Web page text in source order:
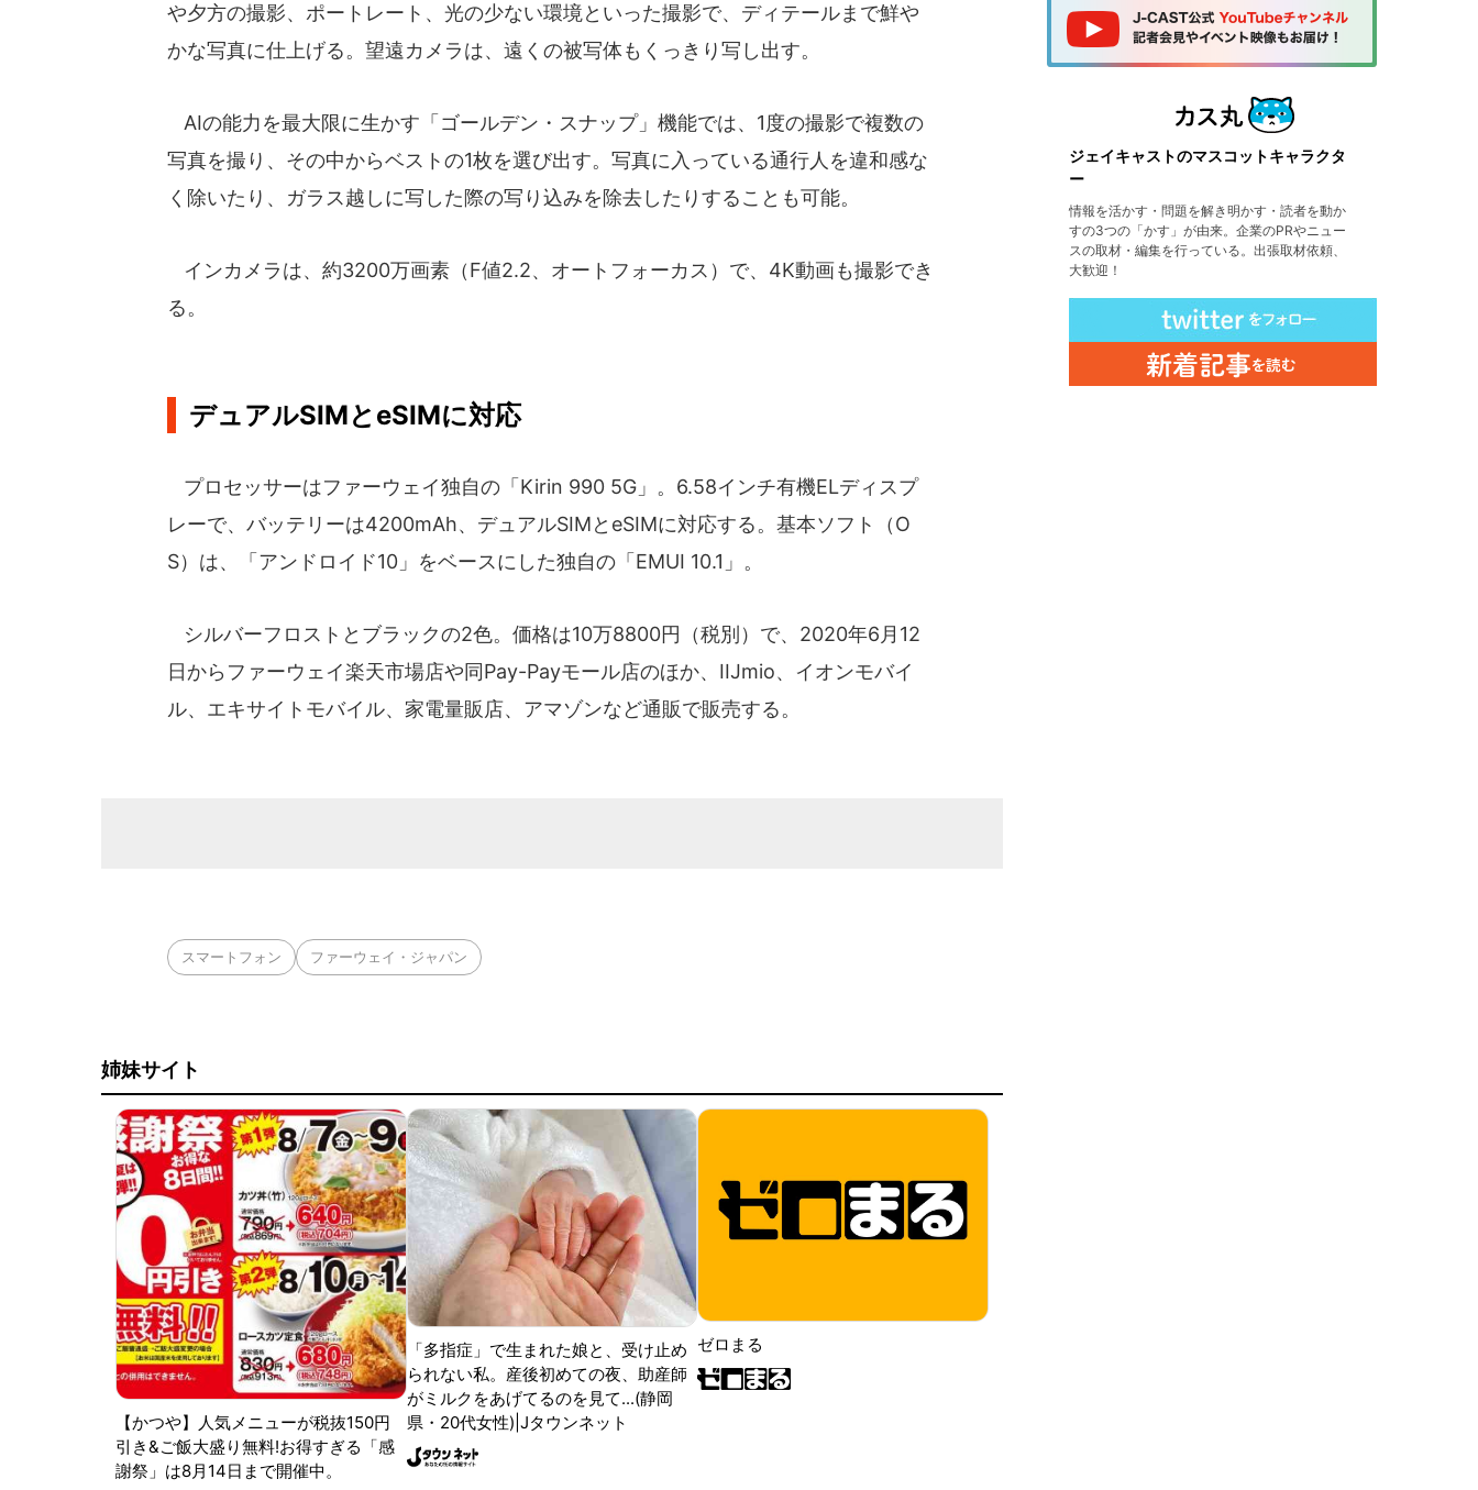
や夕方の撮影、ポートレート、光の少ない環境といった撮影で、ディテールまで鮮や
かな写真に仕上げる。望遠カメラは、遠くの被写体もくっきり写し出す。
AIの能力を最大限に生かす「ゴールデン・スナップ」機能では、1度の撮影で複数の
写真を撮り、その中からベストの1枚を選び出す。写真に入っている通行人を違和感な
く除いたり、ガラス越しに写した際の写り込みを除去したりすることも可能。
インカメラは、約3200万画素（F値2.2、オートフォーカス）で、4K動画も撮影でき
る。
デュアルSIMとeSIMに対応
プロセッサーはファーウェイ独自の「Kirin 990 5G」。6.58インチ有機ELディスプ
レーで、バッテリーは4200mAh、デュアルSIMとeSIMに対応する。基本ソフト（O
S）は、「アンドロイド10」をベースにした独自の「EMUI 10.1」。
シルバーフロストとブラックの2色。価格は10万8800円（税別）で、2020年6月12
日からファーウェイ楽天市場店や同Pay-Payモール店のほか、IIJmio、イオンモバイ
ル、エキサイトモバイル、家電量販店、アマゾンなど通販で販売する。
スマートフォン ファーウェイ・ジャパン
姉妹サイト
【かつや】人気メニューが税抜150円
引き&ご飯大盛り無料!お得すぎる「感
謝祭」は8月14日まで開催中。
「多指症」で生まれた娘と、受け止め
られない私。産後初めての夜、助産師
がミルクをあげてるのを見て...(静岡
県・20代女性)|Jタウンネット
ゼロまる
ジェイキャストのマスコットキャラクタ
ー
情報を活かす・問題を解き明かす・読者を動か
すの3つの「かす」が由来。企業のPRやニュー
スの取材・編集を行っている。出張取材依頼、
大歓迎！